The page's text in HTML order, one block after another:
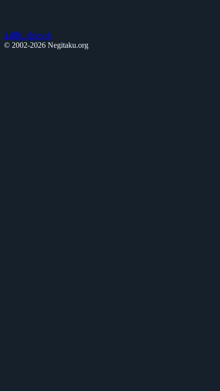
お問い合わせ
© 2002-2026 Negitaku.org